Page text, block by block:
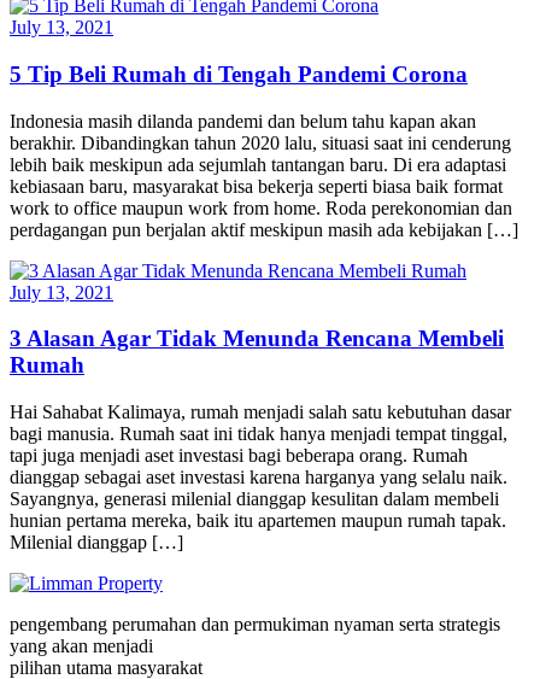
July 13, 2021
5 Tip Beli Rumah di Tengah Pandemi Corona
Indonesia masih dilanda pandemi dan belum tahu kapan akan
berakhir. Dibandingkan tahun 2020 lalu, situasi saat ini cenderung
lebih baik meskipun ada sejumlah tantangan baru. Di era adaptasi
kebiasaan baru, masyarakat bisa bekerja seperti biasa baik format
work to office maupun work from home. Roda perekonomian dan
perdagangan pun berjalan aktif meskipun masih ada kebijakan […]
July 13, 2021
3 Alasan Agar Tidak Menunda Rencana Membeli
Rumah
Hai Sahabat Kalimaya, rumah menjadi salah satu kebutuhan dasar
bagi manusia. Rumah saat ini tidak hanya menjadi tempat tinggal,
tapi juga menjadi aset investasi bagi beberapa orang. Rumah
dianggap sebagai aset investasi karena harganya yang selalu naik.
Sayangnya, generasi milenial dianggap kesulitan dalam membeli
hunian pertama mereka, baik itu apartemen maupun rumah tapak.
Milenial dianggap […]
pengembang perumahan dan permukiman nyaman serta strategis
yang akan menjadi
pilihan utama masyarakat